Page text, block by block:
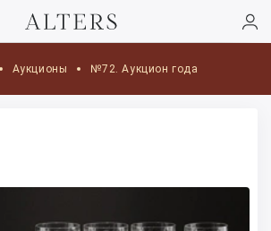
Аукционы №72. Аукцион года